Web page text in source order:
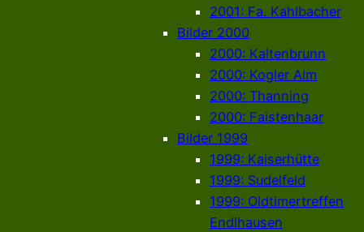
2001: Fa. Kahlbacher
Bilder 2000
2000: Kaltenbrunn
2000: Kogler Alm
2000: Thanning
2000: Faistenhaar
Bilder 1999
1999: Kaiserhütte
1999: Sudelfeld
1999: Oldtimertreffen
Endlhausen